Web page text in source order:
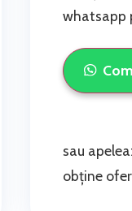
whatsapp
sau
obține